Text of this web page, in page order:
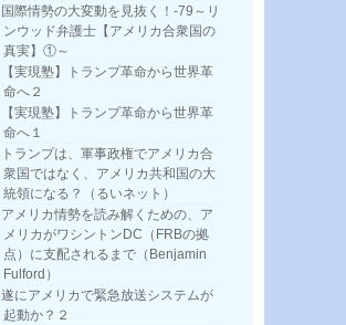
国際情勢の大変動を見抜く！-79～リ
ンウッド弁護士【アメリカ合衆国の
真実】①～
【実現塾】トランプ革命から世界革
命へ２
【実現塾】トランプ革命から世界革
命へ１
トランプは、軍事政権でアメリカ合
衆国ではなく、アメリカ共和国の大
統領になる？（るいネット）
アメリカ情勢を読み解くための、ア
メリカがワシントンDC（FRBの拠
点）に支配されるまで（Benjamin
Fulford）
遂にアメリカで緊急放送システムが
起動か？２